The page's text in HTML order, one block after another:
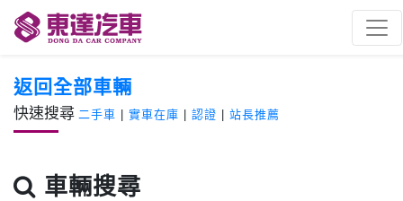
返回全部車輛
快速搜尋 二手車 實車在庫 認證 站長推薦
車輛搜尋